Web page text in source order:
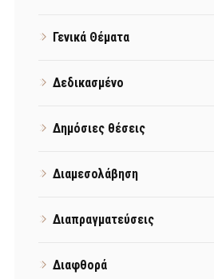
Γενικά Θέματα
Δεδικασμένο
Δημόσιες θέσεις
Διαμεσολάβηση
Διαπραγματεύσεις
Διαφθορά